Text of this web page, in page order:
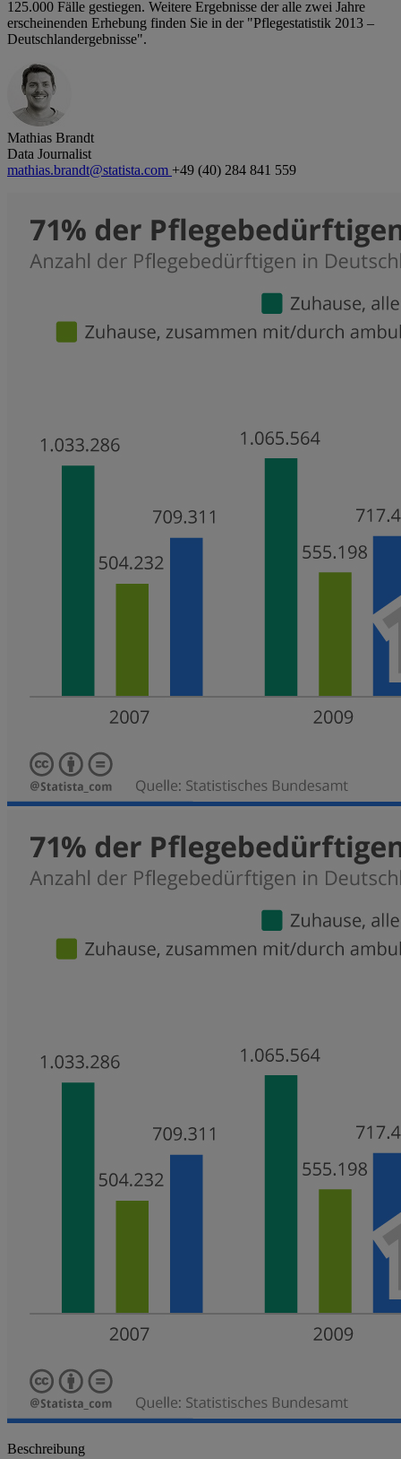
125.000 Fälle gestiegen. Weitere Ergebnisse der alle zwei Jahre
erscheinenden Erhebung finden Sie in der "Pflegestatistik 2013 –
Deutschlandergebnisse".
Mathias Brandt
Data Journalist
mathias.brandt@statista.com +49 (40) 284 841 559
Beschreibung